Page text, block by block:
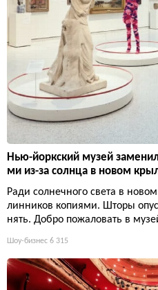
Нью-йоркский музей
ми из-за солнца в новом
Ради солнечного света в
линников копиями. Шторы
нять. Добро пожаловать в
Шоу-бизнес 6 315